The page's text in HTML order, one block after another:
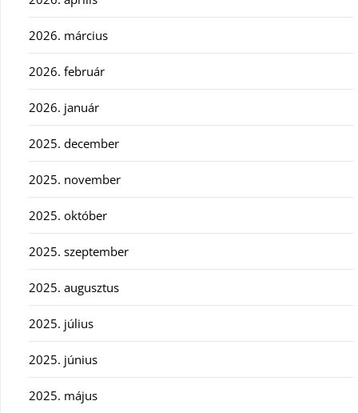
2026. március
2026. február
2026. január
2025. december
2025. november
2025. október
2025. szeptember
2025. augusztus
2025. július
2025. június
2025. május